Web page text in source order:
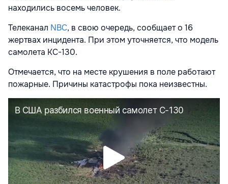
находились восемь человек.
Телеканал NBC, в свою очередь, сообщает о 16
жертвах инцидента. При этом уточняется, что модель
самолета КС-130.
Отмечается, что на месте крушения в поле работают
пожарные. Причины катастрофы пока неизвестны.